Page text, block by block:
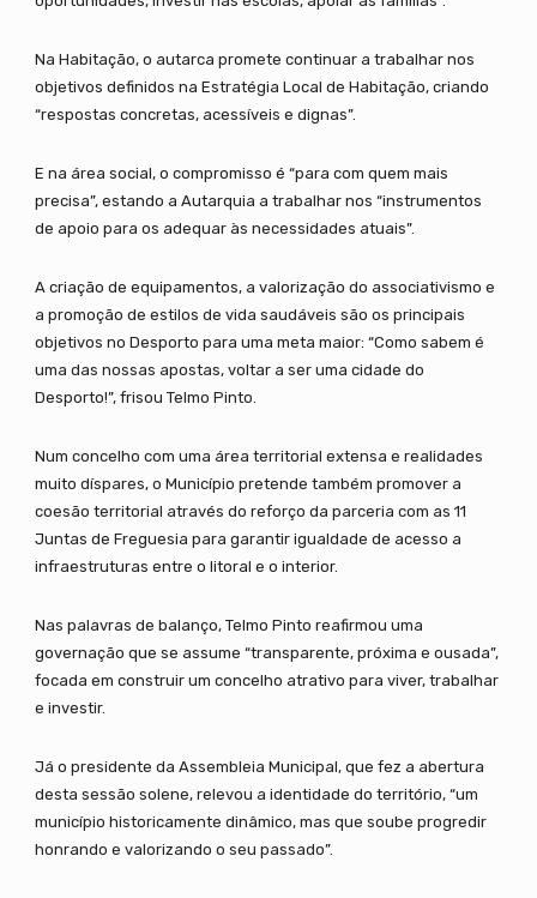
Na Habitação, o autarca promete continuar a trabalhar nos
objetivos definidos na Estratégia Local de Habitação, criando
“respostas concretas, acessíveis e dignas”.
E na área social, o compromisso é “para com quem mais
precisa”, estando a Autarquia a trabalhar nos “instrumentos
de apoio para os adequar às necessidades atuais”.
A criação de equipamentos, a valorização do associativismo e
a promoção de estilos de vida saudáveis são os principais
objetivos no Desporto para uma meta maior: “Como sabem é
uma das nossas apostas, voltar a ser uma cidade do
Desporto!”, frisou Telmo Pinto.
Num concelho com uma área territorial extensa e realidades
muito díspares, o Município pretende também promover a
coesão territorial através do reforço da parceria com as 11
Juntas de Freguesia para garantir igualdade de acesso a
infraestruturas entre o litoral e o interior.
Nas palavras de balanço, Telmo Pinto reafirmou uma
governação que se assume “transparente, próxima e ousada”,
focada em construir um concelho atrativo para viver, trabalhar
e investir.
Já o presidente da Assembleia Municipal, que fez a abertura
desta sessão solene, relevou a identidade do território, “um
município historicamente dinâmico, mas que soube progredir
honrando e valorizando o seu passado”.